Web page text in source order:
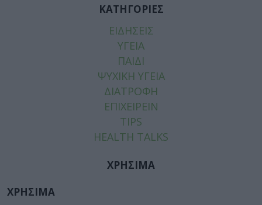
ΚΑΤΗΓΟΡΙΕΣ
ΕΙΔΗΣΕΙΣ
ΥΓΕΙΑ
ΠΑΙΔΙ
ΨΥΧΙΚΗ ΥΓΕΙΑ
ΔΙΑΤΡΟΦΗ
ΕΠΙΧΕΙΡΕΙΝ
TIPS
HEALTH TALKS
ΧΡΗΣΙΜΑ
ΧΡΗΣΙΜΑ